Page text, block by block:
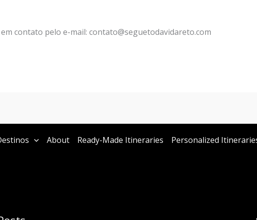
contato pelo e-mail: contato@seguetodavidareto.com
About Ready-Made Itineraries Personalized